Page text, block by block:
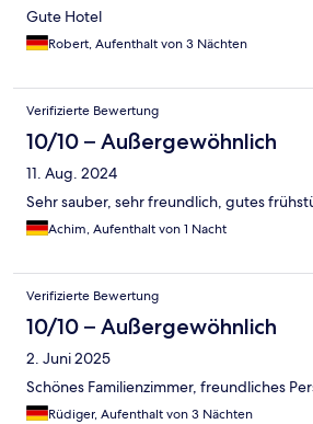
Gute Hotel
Robert, Aufenthalt von 3 Nächten
Verifizierte Bewertung
10/10 – Außergewöhnlich
11. Aug. 2024
Sehr sauber, sehr freundlich, gutes
Achim, Aufenthalt von 1 Nacht
Verifizierte Bewertung
10/10 – Außergewöhnlich
2. Juni 2025
Schönes Familienzimmer, freundliches
Rüdiger, Aufenthalt von 3 Nächten